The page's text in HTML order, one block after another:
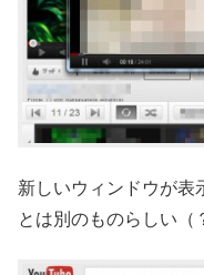
新しいウィンドウが表
とは別のものらしい（